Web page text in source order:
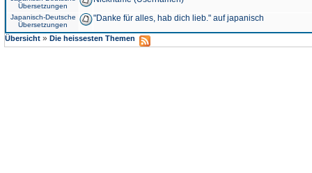
Übersetzungen
Japanisch-Deutsche
Übersetzungen
"Danke für alles, hab dich lieb." auf japanisch
Übersicht » Die heissesten Themen